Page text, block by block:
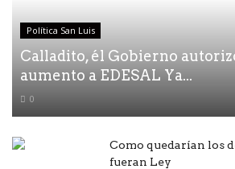
Política San Luis
Calladito, él Gobierno
aumento a EDESAL Ya...
0
Como quedarían los
fueran Ley